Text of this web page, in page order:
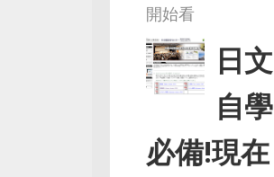
開始看
日文
自學
必備!現在